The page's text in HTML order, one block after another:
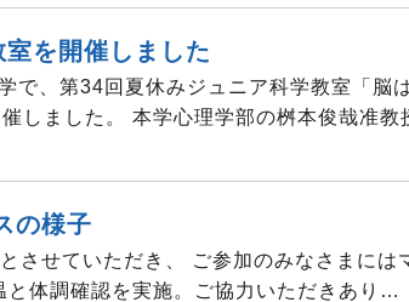
を開催しました
で、第34回夏休みジュニア科学教室「脳
しました。 本学心理学部の桝本俊哉准教
の様子
せていただき、 ご参加のみなさまには
と体調確認を実施。ご協力いただきあり…